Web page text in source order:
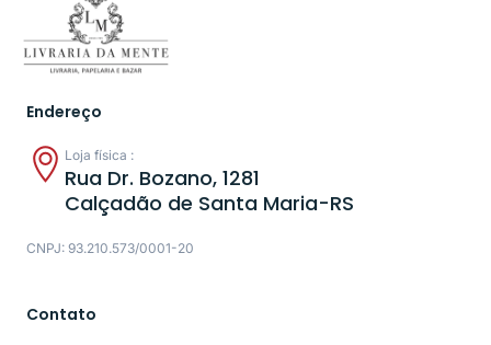
Endereço
Loja física :
Rua Dr. Bozano, 1281
Calçadão de Santa Maria-RS
CNPJ: 93.210.573/0001-20
Contato